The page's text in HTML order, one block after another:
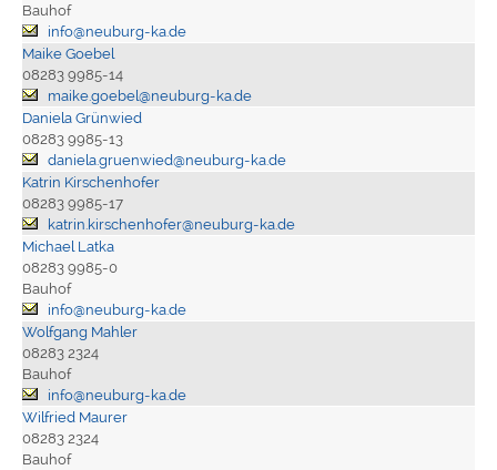
Bauhof
info@neuburg-ka.de
Maike Goebel
08283 9985-14
maike.goebel@neuburg-ka.de
Daniela Grünwied
08283 9985-13
daniela.gruenwied@neuburg-ka.de
Katrin Kirschenhofer
08283 9985-17
katrin.kirschenhofer@neuburg-ka.de
Michael Latka
08283 9985-0
Bauhof
info@neuburg-ka.de
Wolfgang Mahler
08283 2324
Bauhof
info@neuburg-ka.de
Wilfried Maurer
08283 2324
Bauhof